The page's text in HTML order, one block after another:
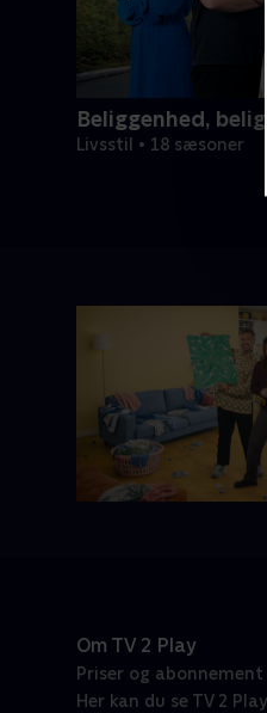
Beliggenhed,
Livsstil • 18 sæsoner
Om TV 2 Play
Priser og abonnement
Her kan du se TV 2 Play